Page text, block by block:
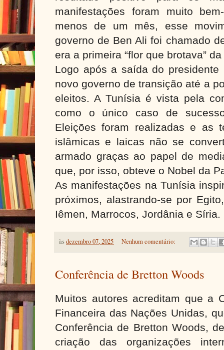
manifestações foram muito
menos de um mês, esse
governo de Ben Ali foi chamado
era a primeira “flor que brotava”
Logo após a saída do
novo governo de transição até a
eleitos. A Tunísia é vista pela
como o único caso de
Eleições foram realizadas e as
islâmicas e laicas não se
armado graças ao papel de
que, por isso, obteve o Nobel da
As manifestações na Tunísia
próximos, alastrando-se por
Iêmen, Marrocos, Jordânia e Síria.
àsdezembro 07, 2025 Nenhum comentário:
Conferência de Bretton Woods
Muitos autores acreditam que a
Financeira das Nações Unidas,
Conferência de Bretton Woods,
criação das organizações